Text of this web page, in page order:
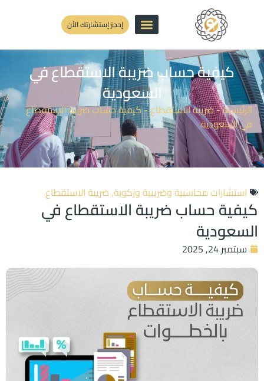
إحجز إستشارتك الأن
كيفية حساب ضريبة الاستقطاع في
السعودية
الرئيسية-ضريبة الاستقطاع-كيفية حساب ضريبة الاستقطاع
في السعودية
استشارات محاسبية وضريبية وزكوية,ضريبة الاستقطاع
كيفية حساب ضريبة الاستقطاع في
السعودية
سبتمبر 24, 2025